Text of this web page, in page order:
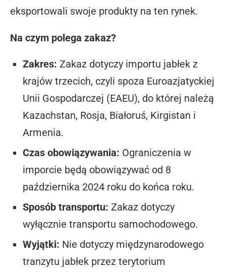
eksportowali swoje produkty na ten rynek.
Na czym polega zakaz?
Zakres: Zakaz dotyczy importu jabłek z
krajów trzecich, czyli spoza Euroazjatyckiej
Unii Gospodarczej (EAEU), do której należą
Kazachstan, Rosja, Białoruś, Kirgistan i
Armenia.
Czas obowiązywania: Ograniczenia w
imporcie będą obowiązywać od 8
października 2024 roku do końca roku.
Sposób transportu: Zakaz dotyczy
wyłącznie transportu samochodowego.
Wyjątki: Nie dotyczy międzynarodowego
tranzytu jabłek przez terytorium